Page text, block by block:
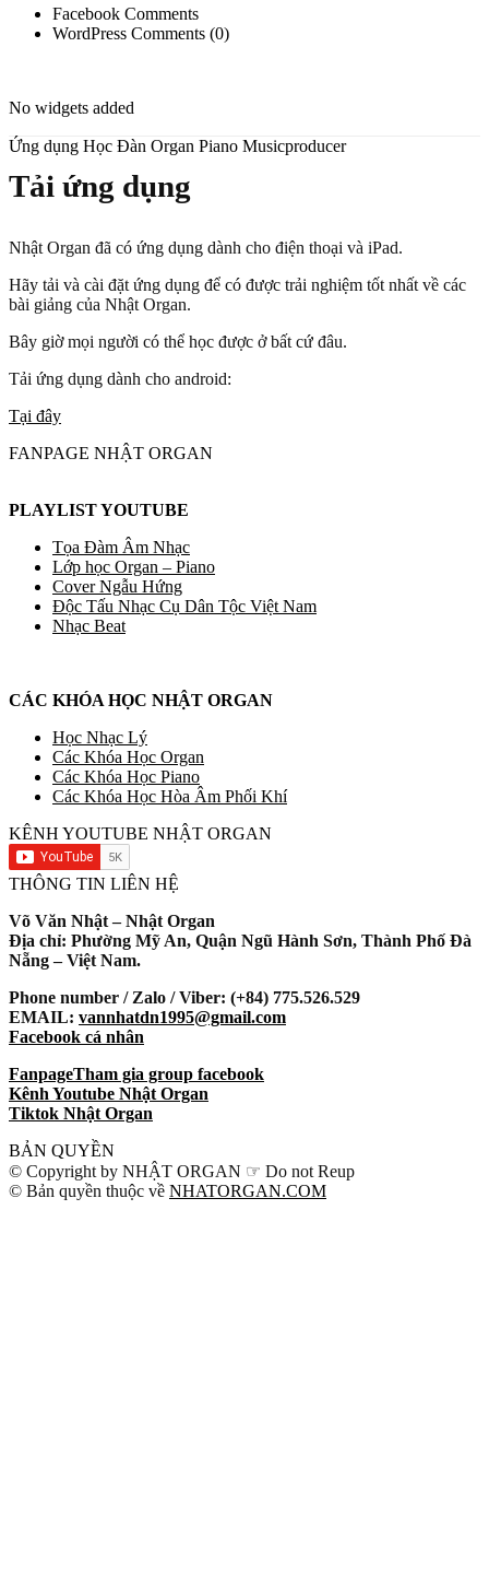
Facebook Comments
WordPress Comments (0)
No widgets added
Ứng dụng Học Đàn Organ Piano Musicproducer
Tải ứng dụng
Nhật Organ đã có ứng dụng dành cho điện thoại và iPad.
Hãy tải và cài đặt ứng dụng để có được trải nghiệm tốt nhất về các
bài giảng của Nhật Organ.
Bây giờ mọi người có thể học được ở bất cứ đâu.
Tải ứng dụng dành cho android:
Tại đây
FANPAGE NHẬT ORGAN
PLAYLIST YOUTUBE
Tọa Đàm Âm Nhạc
Lớp học Organ – Piano
Cover Ngẫu Hứng
Độc Tấu Nhạc Cụ Dân Tộc Việt Nam
Nhạc Beat
CÁC KHÓA HỌC NHẬT ORGAN
Học Nhạc Lý
Các Khóa Học Organ
Các Khóa Học Piano
Các Khóa Học Hòa Âm Phối Khí
KÊNH YOUTUBE NHẬT ORGAN
THÔNG TIN LIÊN HỆ
Võ Văn Nhật – Nhật Organ
Địa chỉ: Phường Mỹ An, Quận Ngũ Hành Sơn, Thành Phố Đà
Nẵng – Việt Nam.
Phone number / Zalo / Viber: (+84) 775.526.529
EMAIL: vannhatdn1995@gmail.com
Facebook cá nhân
FanpageTham gia group facebook
Kênh Youtube Nhật Organ
Tiktok Nhật Organ
BẢN QUYỀN
© Copyright by NHẬT ORGAN ☞ Do not Reup
© Bản quyền thuộc về NHATORGAN.COM